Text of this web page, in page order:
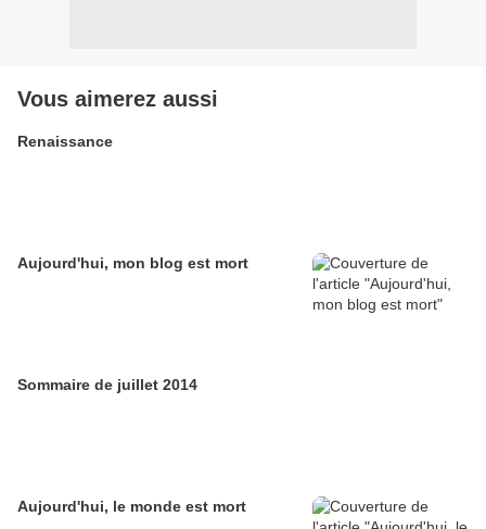
Vous aimerez aussi
Renaissance
Aujourd'hui, mon blog est mort
Sommaire de juillet 2014
Aujourd'hui, le monde est mort